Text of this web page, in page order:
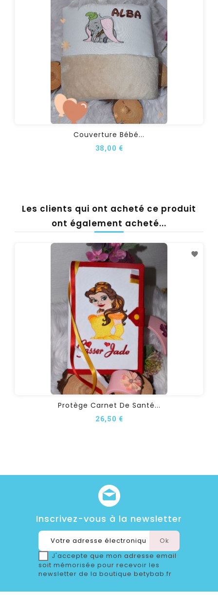
Couverture Bébé...
38,00 €
Les clients qui ont acheté ce produit
ont également acheté...
Protège Carnet De Santé...
26,50 €
Inscrivez-vous à la newsletter
J'accepte que mon adresse email
soit mémorisée pour recevoir les
newsletter de la boutique betybab.fr